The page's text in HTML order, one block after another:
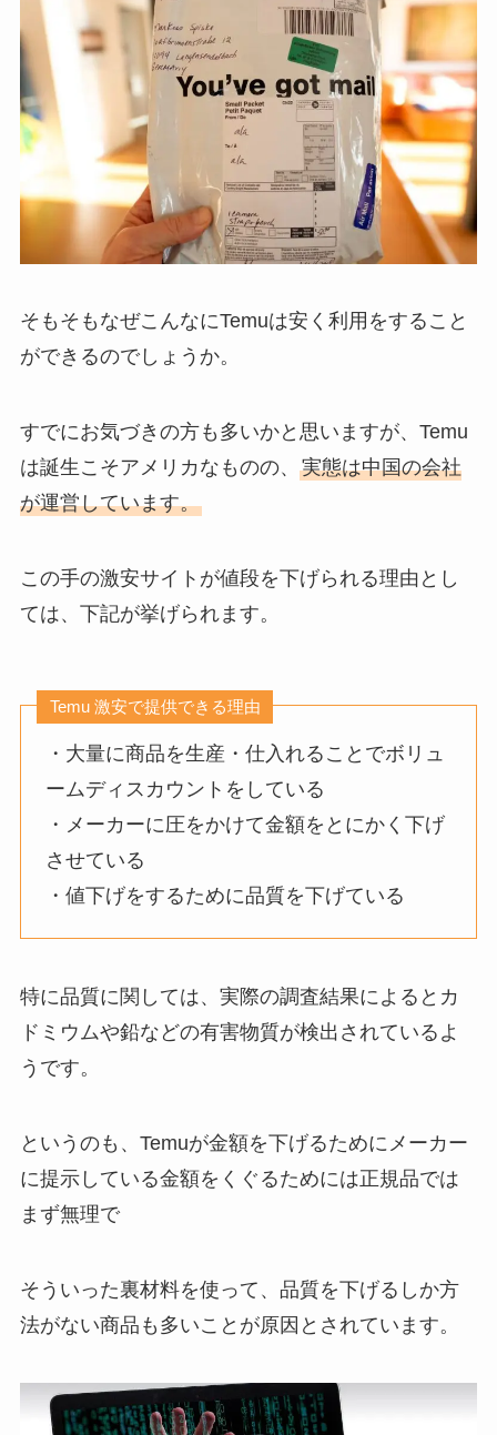
そもそもなぜこんなにTemuは安く利用をすること
ができるのでしょうか。
すでにお気づきの方も多いかと思いますが、Temu
は誕生こそアメリカなものの、 実態は中国の会社
が運営しています。
この手の激安サイトが値段を下げられる理由とし
ては、下記が挙げられます。
Temu 激安で提供できる理由
・大量に商品を生産・仕入れることでボリュ
ームディスカウントをしている
・メーカーに圧をかけて金額をとにかく下げ
させている
・値下げをするために品質を下げている
特に品質に関しては、実際の調査結果によるとカ
ドミウムや鉛などの有害物質が検出されているよ
うです。
というのも、Temuが金額を下げるためにメーカー
に提示している金額をくぐるためには正規品では
まず無理で
そういった裏材料を使って、品質を下げるしか方
法がない商品も多いことが原因とされています。